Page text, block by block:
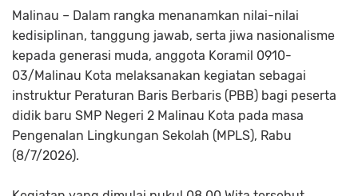
Malinau – Dalam rangka menanamkan nilai-nilai
kedisiplinan, tanggung jawab, serta jiwa nasionalisme
kepada generasi muda, anggota Koramil 0910-
03/Malinau Kota melaksanakan kegiatan sebagai
instruktur Peraturan Baris Berbaris (PBB) bagi peserta
didik baru SMP Negeri 2 Malinau Kota pada masa
Pengenalan Lingkungan Sekolah (MPLS), Rabu
(8/7/2026).